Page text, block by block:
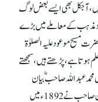
آجکل بھی ایسے بعض لوگ
مذہب کے معاملے میں بڑے
مسیح موعود علیہ الصلوٰۃ
ہوتا ہے، پڑھتے ہیں، سمجھتے
عبداللہ صاحبؓ بیان
کرتے ہیں کہ ’’ہمارے خاندان میں پہلے حاجی فضل الدین صاحب نے 1892ء میں